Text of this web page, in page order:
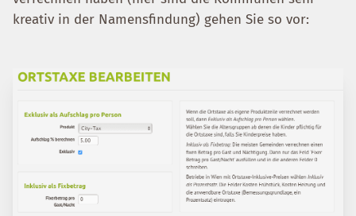
kreativ in der Namensfindung) gehen Sie so vor: